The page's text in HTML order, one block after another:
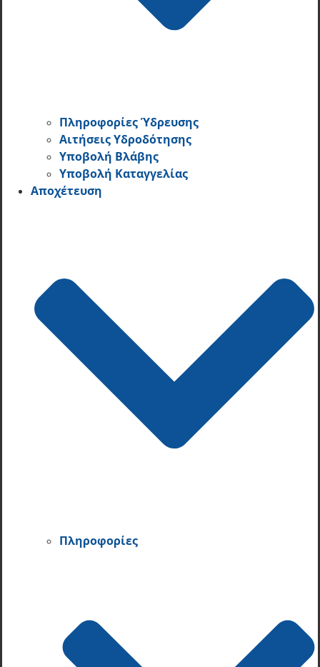
Πληροφορίες Ύδρευσης
Αιτήσεις Υδροδότησης
Υποβολή Βλάβης
Υποβολή Καταγγελίας
Αποχέτευση
Πληροφορίες